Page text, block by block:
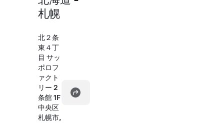
札幌
北２条
東４丁
目 サッ
ポロフ
ァクト
リー 2
条館 1F
中央区
札幌市,